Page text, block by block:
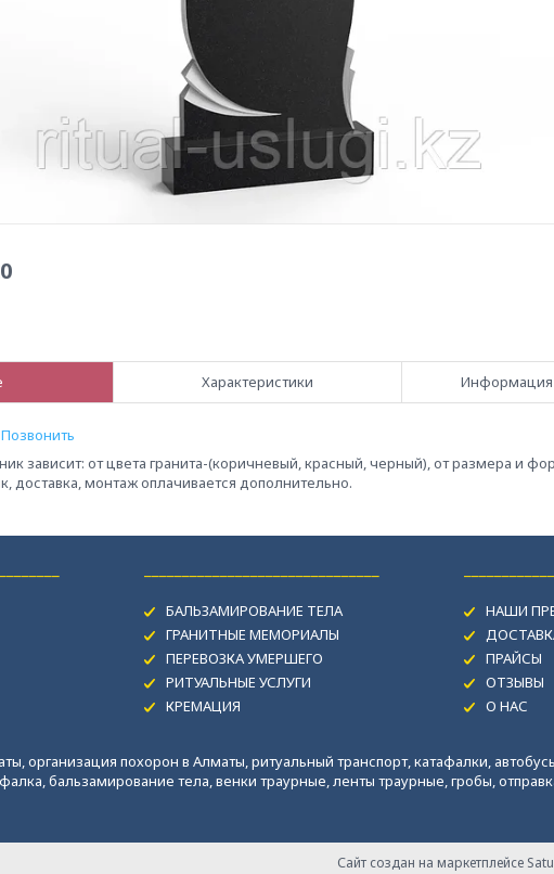
Характеристики Информация
Позвонить
зависит: от цвета гранита-(коричневый, красный, черный), от размера и
доставка, монтаж оплачивается дополнительно.
БАЛЬЗАМИРОВАНИЕ ТЕЛА
ГРАНИТНЫЕ МЕМОРИАЛЫ
ПЕРЕВОЗКА УМЕРШЕГО
РИТУАЛЬНЫЕ УСЛУГИ
КРЕМАЦИЯ
НАШИ
ПРАЙСЫ
ОТЗЫВЫ
О НАС
организация похорон в Алматы, ритуальный транспорт, катафалки,
бальзамирование тела, венки траурные, ленты траурные, гробы,
Сайт создан на маркетплейсе